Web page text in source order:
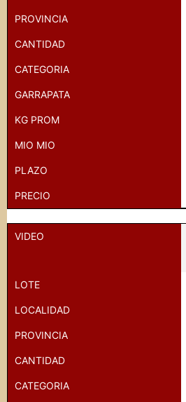
PROVINCIA
CANTIDAD
CATEGORIA
GARRAPATA
KG PROM
MIO MIO
PLAZO
PRECIO
VIDEO
LOTE
LOCALIDAD
PROVINCIA
CANTIDAD
CATEGORIA